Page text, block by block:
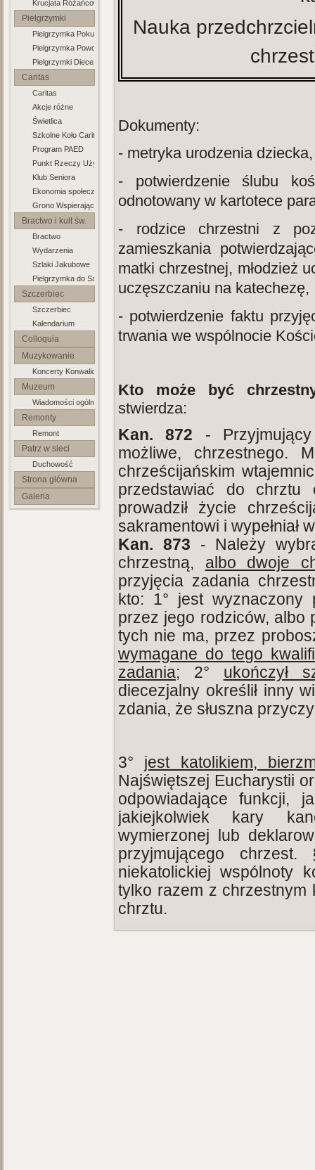
Krucjata Różańcowa
Pielgrzymki
Piesze
Pielgrzymka Pokutna do Górzycy
Pielgrzymka Powołaniowa do Rokitna
Pielgrzymki Diecezjalne
Caritas
Caritas
Akcje różne
Świetlica
Szkolne Koło Caritas
Program PAED
Punkt Rzeczy Używanych
Klub Seniora
Ekonomia społeczna
Grono Wspierających Ubogich
Bractwo i kult św.
Jakuba Apostoła
Bractwo
Wydarzenia
Szlaki Jakubowe
Pielgrzymka do Santiago
Szczerbiec
Szczerbiec
Kalendarium
Colloquia
Lubuskie
Muzykowanie
Koncerty Konwaliowe
Muzeum
Parafialne
Wiadomości ogólne
Remonty
Remont
Patrz w sieci
Duchowość
Strona główna
Galeria
Nauka
Dokumenty:
- metryka urodzenia dziecka,
- potwierdzenie ślubu
odnotowany w kartotece
- rodzice chrzestni z
zamieszkania
matki chrzestnej, młodzież
uczęszczaniu na katechezę,
- potwierdzenie faktu
trwania we wspólnocie
Kto może być
stwierdza:
Kan. 872 -
możliwe, chrzestnego.
chrześcijańskim
przedstawiać do chrztu
prowadził życie
sakramentowi i wypełniał
Kan. 873 - Należy
chrzestną, albo dwoje
przyjęcia zadania
kto: 1° jest wyznaczony
przez jego rodziców, albo
tych nie ma, przez
wymagane do tego
zadania; 2° ukończył
diecezjalny określił inny
zdania, że słuszna
3° jest katolikiem,
Najświętszej Eucharystii
odpowiadające funkcji,
jakiejkolwiek kary
wymierzonej lub
przyjmującego chrzest.
niekatolickiej wspólnoty
tylko razem z chrzestnym
chrztu.